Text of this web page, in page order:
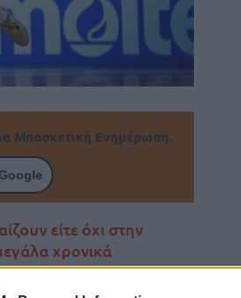
Μπασκετική Ενημέρωση.
είτε όχι στην
χρονικά
Άρτουρς Ζάγκαρς…